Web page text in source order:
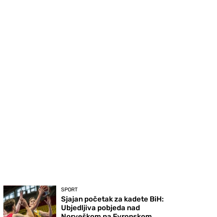
SPORT
Sjajan početak za kadete BiH:
Ubjedljiva pobjeda nad